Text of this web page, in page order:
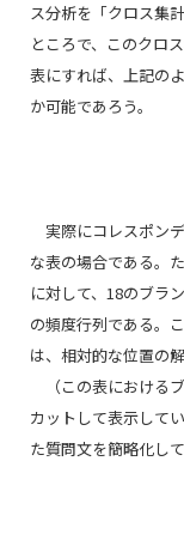
ス分析を「クロス集
ところで、このクロ
表にすれば、上記の
か可能であろう。
実際にコレスポン
な表の場合である。
に対して、18のブラ
の頻度行列である。
は、相対的な位置の
（この表における
カットして表示して
た質問文を簡略化して